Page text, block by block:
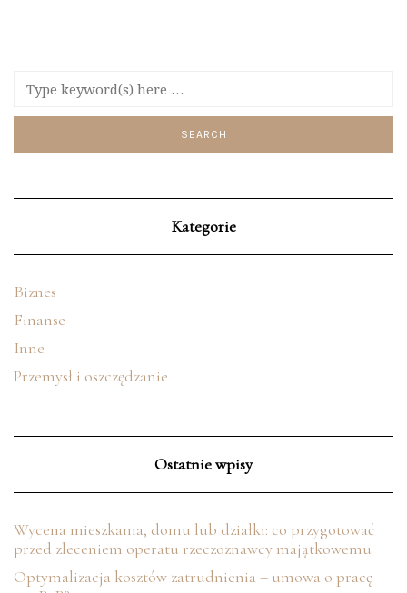
Kategorie
Biznes
Finanse
Inne
Przemysł i oszczędzanie
Ostatnie wpisy
Wycena mieszkania, domu lub działki: co przygotować
przed zleceniem operatu rzeczoznawcy majątkowemu
Optymalizacja kosztów zatrudnienia – umowa o pracę